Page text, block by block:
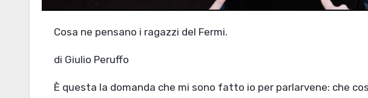
Cosa ne pensano i ragazzi del Fermi.
di Giulio Peruffo
È questa la domanda che mi sono fatto io per parlarvene: che